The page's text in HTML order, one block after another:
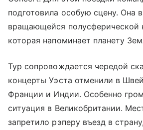
подготовила особую сцену. Она
вращающейся полусферической
которая напоминает планету
Тур сопровождается чередой
концерты Уэста отменили в
Франции и Индии. Особенно
ситуация в Великобритании.
запретило рэперу въезд в